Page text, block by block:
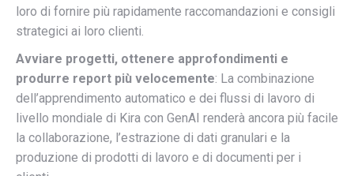
loro di fornire più rapidamente raccomandazioni e consigli
strategici ai loro clienti.
Avviare progetti, ottenere approfondimenti e
produrre report più velocemente: La combinazione
dell’apprendimento automatico e dei flussi di lavoro di
livello mondiale di Kira con GenAI renderà ancora più facile
la collaborazione, l’estrazione di dati granulari e la
produzione di prodotti di lavoro e di documenti per i